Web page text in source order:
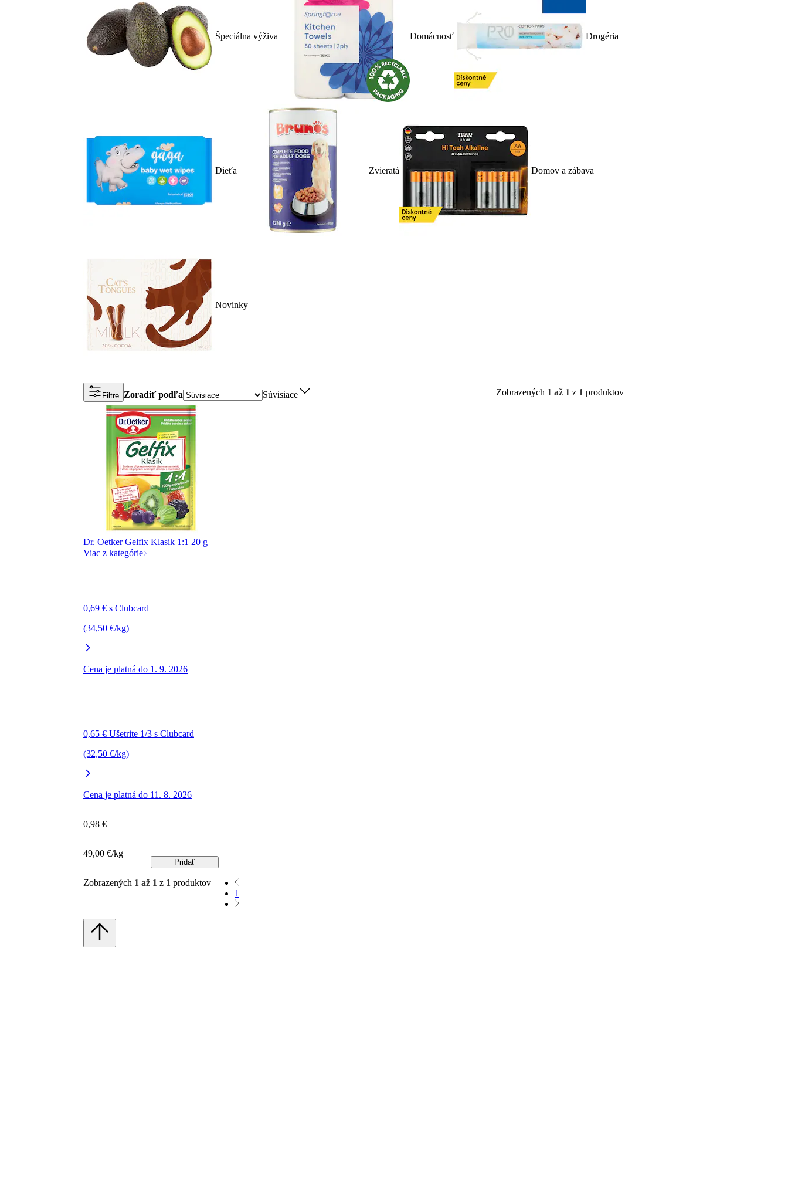
Špeciálna výživa Domácnosť Drogéria
Dieťa Zvieratá Domov a zábava
Novinky
Filtre Zoradiť podľa Súvisiace Zobrazených 1 až 1 z 1 produktov
Dr. Oetker Gelfix Klasik 1:1 20 g
Viac z kategórie
0,69 € s Clubcard
(34,50 €/kg)
Cena je platná do 1. 9. 2026
0,65 € Ušetrite 1/3 s Clubcard
(32,50 €/kg)
Cena je platná do 11. 8. 2026
0,98 €
49,00 €/kg
Pridať
Zobrazených 1 až 1 z 1 produktov
1